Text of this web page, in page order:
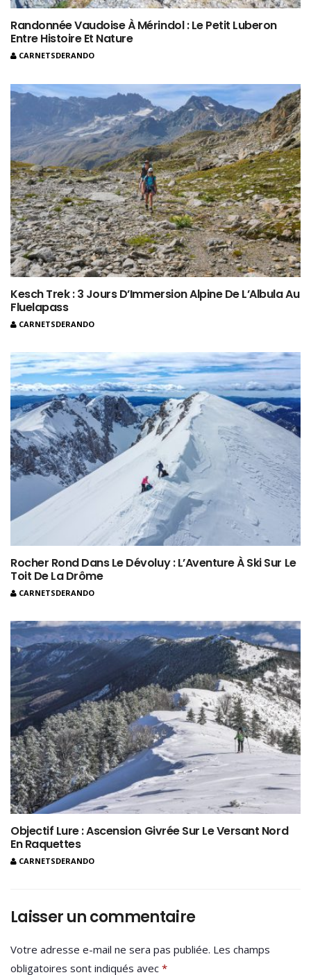
Randonnée Vaudoise À Mérindol : Le Petit Luberon
Entre Histoire Et Nature
CARNETSDERANDO
Kesch Trek : 3 Jours D’Immersion Alpine De L’Albula Au
Fluelapass
CARNETSDERANDO
Rocher Rond Dans Le Dévoluy : L’Aventure À Ski Sur Le
Toit De La Drôme
CARNETSDERANDO
Objectif Lure : Ascension Givrée Sur Le Versant Nord
En Raquettes
CARNETSDERANDO
Laisser un commentaire
Votre adresse e-mail ne sera pas publiée. Les champs
obligatoires sont indiqués avec *